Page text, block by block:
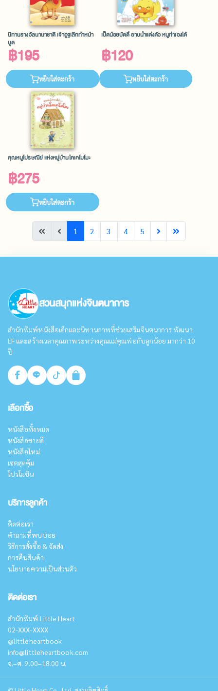
นิทานรางวัลนานาชาติ เจ้าอูฐเลิกทำหน้า
บูด
฿195
หยิบใส่ตะกร้า
เป็ดน้อยบัดดี้ อาบน้ำแต่งตัว หนูทำเองได้
฿120
หยิบใส่ตะกร้า
คุณหนูไปรษณีย์ แห่งหมู่บ้านโคเคโมโมะ
฿275
หยิบใส่ตะกร้า
1 2 3 4 5
สวนสนุกแห่งจินตนาการ
สำนักพิมพ์หนังสือเด็กและนิทานภาพที่ช่วยเสริมจินตนาการ พัฒนา
EF และสร้างเวลาคุณภาพระหว่างคุณแม่คุณพ่อกับลูกน้อย มากว่า 10
ปี
เลือกซื้อ
หนังสือทั้งหมด
หนังสือขายดี
หนังสือใหม่
เซตสุดคุ้ม
โปรโมชั่น
บริการลูกค้า
ติดต่อเรา
คำถามที่พบบ่อย
วิธีการสั่งซื้อ & จัดส่ง
การคืนสินค้า
นโยบายความเป็นส่วนตัว
ติดต่อเรา
สำนักพิมพ์ Little Heart
02-XXX-XXXX
@littleheartbook
info@littleheartbook.com
จ.–ศ. 9.00–18.00 น.